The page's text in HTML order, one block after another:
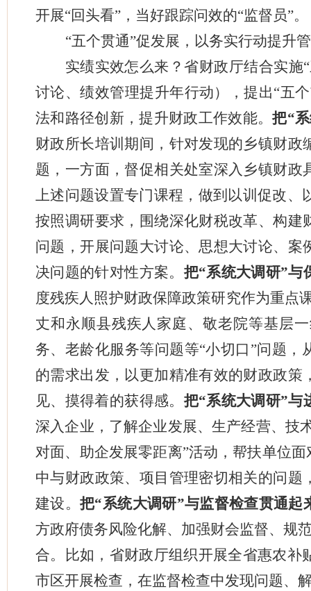
开展“回头看”，当好跟踪问效的“监督员”。
“五个贯通”促发展，以务实行动提升
实绩实效怎么来？省财政厅结合实施
讨论、绩效管理提升年行动），提出“五
法和路径创新，提升财政工作效能。把“
财政所长培训期间，针对发现的乡镇财
题，一方面，督促相关处室深入乡镇财
上述问题设置专门课程，做到以训促改、
按照调研要求，围绕深化财税改革、构
问题，开展问题大讨论、思想大讨论、
决问题的针对性方案。 把“系统大调研”与
度残疾人照护财政保障政策研究作为重点
丈和永顺县残疾人家庭、敬老院等基层
务、老龄化服务等问题等“小切口”问题
的需求出发，以更加精准有效的财政政
见、摸得着的获得感。 把“系统大调研”与
深入企业，了解企业发展、生产经营、技
对面、助企发展零距离”活动，帮扶单位
中与财政政策、项目管理密切相关的问
建设。把“系统大调研”与监督检查贯通起
方政府债务风险化解、加强财会监督、规
合。比如，省财政厅组织开展全省惠农补
市区开展检查，在监督检查中发现问题、